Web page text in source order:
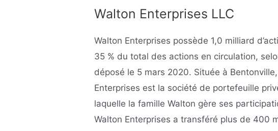
Walton Enterprises LLC
Walton Enterprises possède 1,0 milliard
35 % du total des actions en circulation,
déposé le 5 mars 2020. Située à Bentonville,
Enterprises est la société de portefeuille
laquelle la famille Walton gère ses
Walton Enterprises a transféré plus de 400